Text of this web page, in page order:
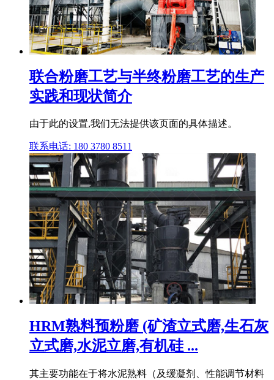
联合粉磨工艺与半终粉磨工艺的生产
实践和现状简介
由于此的设置,我们无法提供该页面的具体描述。
联系电话: 180 3780 8511
HRM熟料预粉磨 (矿渣立式磨,生石灰
立式磨,水泥立磨,有机硅 ...
其主要功能在于将水泥熟料（及缓凝剂、性能调节材料